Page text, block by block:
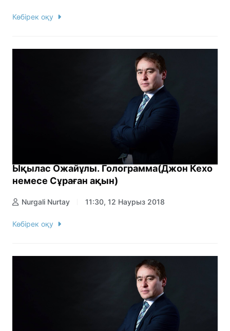
Көбірек оқу
Ықылас Ожайұлы. Голограмма(Джон Кехо
немесе Сұраған ақын)
Nurgali Nurtay 11:30, 12 Наурыз 2018
Көбірек оқу